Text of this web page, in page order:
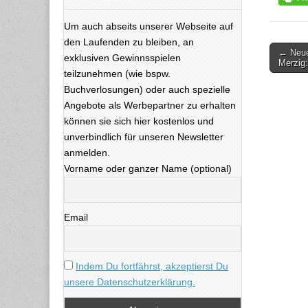
←
Um auch abseits unserer Webseite auf
den Laufenden zu bleiben, an
exklusiven Gewinnsspielen
teilzunehmen (wie bspw.
Buchverlosungen) oder auch spezielle
Angebote als Werbepartner zu erhalten
können sie sich hier kostenlos und
unverbindlich für unseren Newsletter
anmelden.
Vorname oder ganzer Name (optional)
Email
Indem Du fortfährst, akzeptierst Du
unsere Datenschutzerklärung.